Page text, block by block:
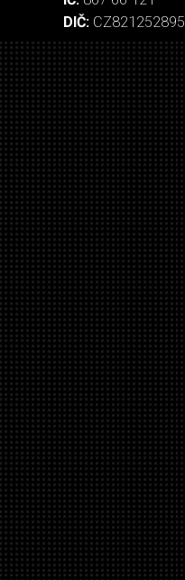
DIČ: CZ821252895